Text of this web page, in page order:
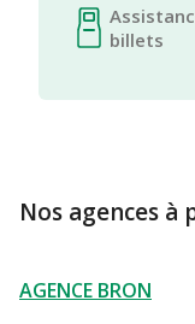
billets
Nos agences
AGENCE BRON